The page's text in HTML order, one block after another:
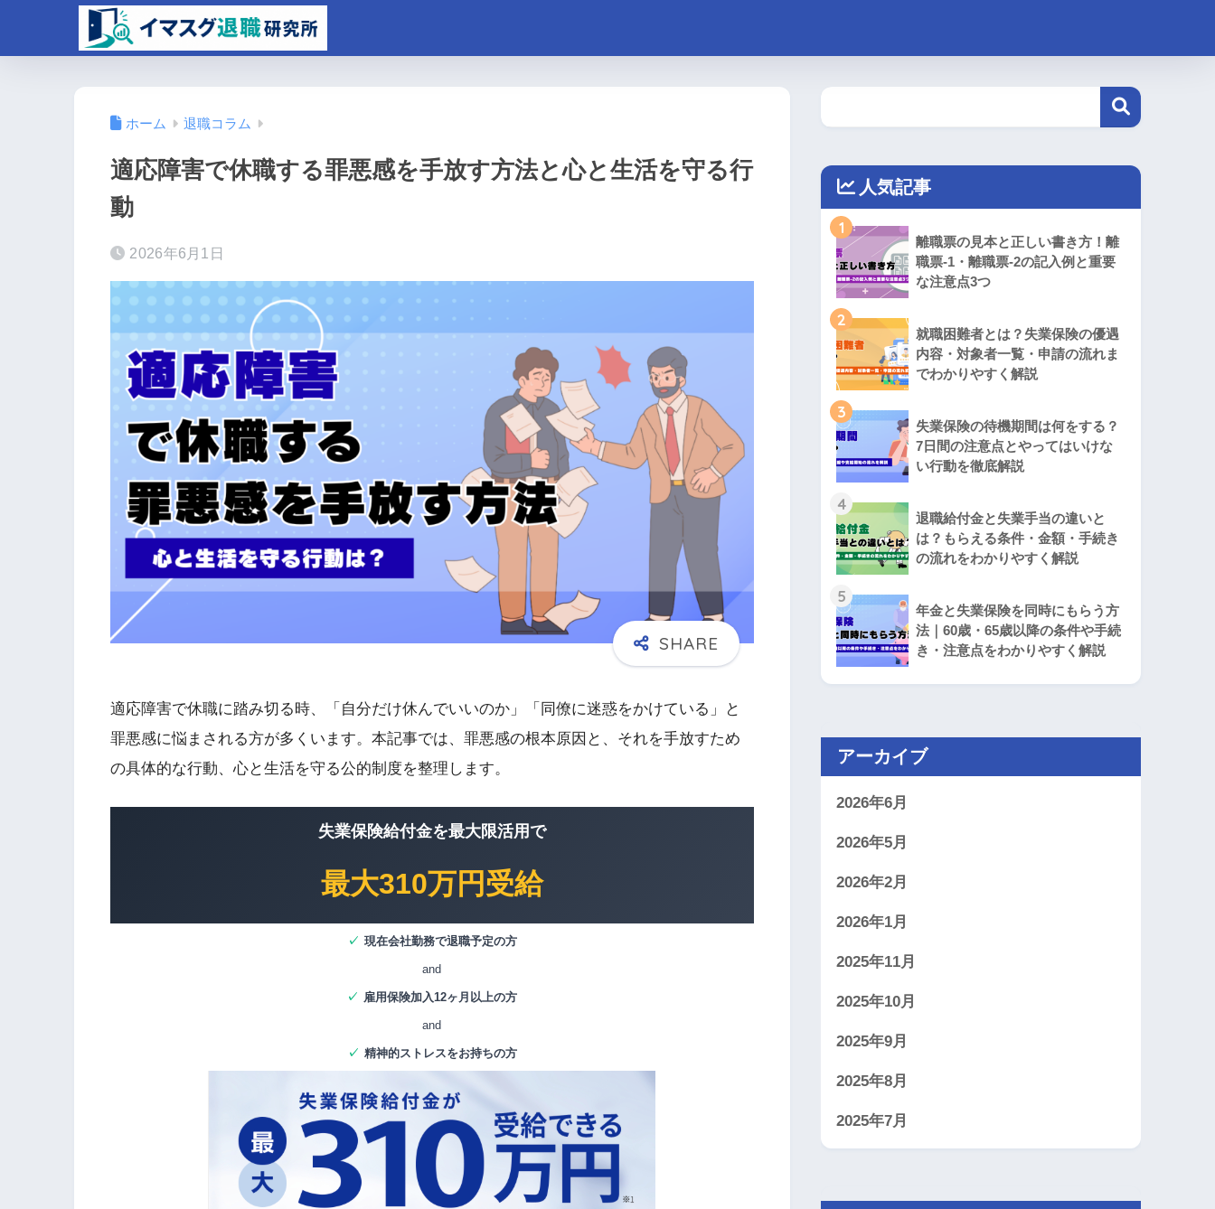
ホーム 退職コラム
適応障害で休職する罪悪感を手放す方法と心と生活を守る行
動
2026年6月1日
適応障害で休職に踏み切る時、「自分だけ休んでいいのか」「同僚に迷惑をかけている」と
罪悪感に悩まされる方が多くいます。本記事では、罪悪感の根本原因と、それを手放すため
の具体的な行動、心と生活を守る公的制度を整理します。
失業保険給付金を最大限活用で
最大310万円受給
✓ 現在会社勤務で退職予定の方
and
✓ 雇用保険加入12ヶ月以上の方
and
✓ 精神的ストレスをお持ちの方
人気記事
1
離職票の見本と正しい書き方！離
職票-1・離職票-2の記入例と重要
な注意点3つ
2
就職困難者とは？失業保険の優遇
内容・対象者一覧・申請の流れま
でわかりやすく解説
3
失業保険の待機期間は何をする？
7日間の注意点とやってはいけな
い行動を徹底解説
4
退職給付金と失業手当の違いと
は？もらえる条件・金額・手続き
の流れをわかりやすく解説
5
年金と失業保険を同時にもらう方
法｜60歳・65歳以降の条件や手続
き・注意点をわかりやすく解説
アーカイブ
2026年6月
2026年5月
2026年2月
2026年1月
2025年11月
2025年10月
2025年9月
2025年8月
2025年7月